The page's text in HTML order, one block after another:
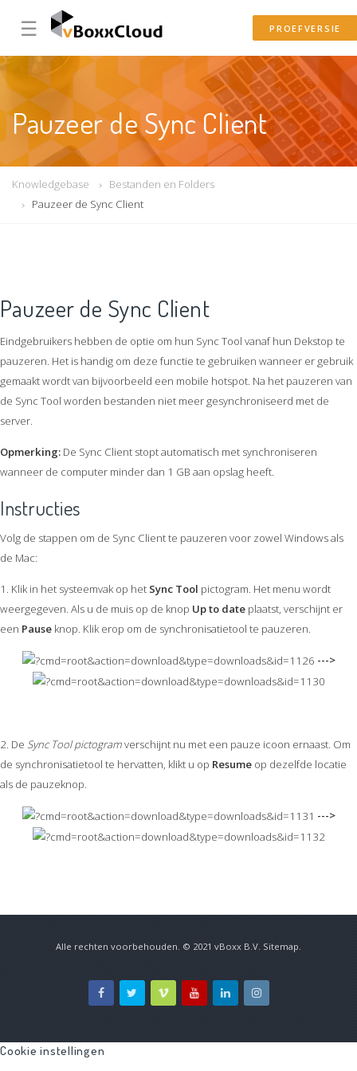
☰ PROEFVERSIE
Pauzeer de Sync Client
Knowledgebase
Bestanden en Folders
Pauzeer de Sync Client
Pauzeer de Sync Client
Eindgebruikers hebben de optie om hun Sync Tool vanaf hun Dekstop te
pauzeren. Het is handig om deze functie te gebruiken wanneer er gebruik
gemaakt wordt van bijvoorbeeld een mobile hotspot. Na het pauzeren van
de Sync Tool worden bestanden niet meer gesynchroniseerd met de
server.
Opmerking: De Sync Client stopt automatisch met synchroniseren
wanneer de computer minder dan 1 GB aan opslag heeft.
Instructies
Volg de stappen om de Sync Client te pauzeren voor zowel Windows als
de Mac:
1. Klik in het systeemvak op het Sync Tool pictogram. Het menu wordt
weergegeven. Als u de muis op de knop Up to date plaatst, verschijnt er
een Pause knop. Klik erop om de synchronisatietool te pauzeren.
--->
2. De Sync Tool pictogramverschijnt nu met een pauze icoon ernaast. Om
de synchronisatietool te hervatten, klikt u op Resume op dezelfde locatie
als de pauzeknop.
--->
Alle rechten voorbehouden. © 2021 vBoxx B.V. Sitemap.
Cookie instellingen